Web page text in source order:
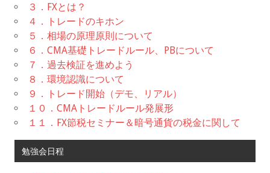
３．FXとは？
４．トレードのキホン
５．相場の原理原則について
６．CMA基礎トレードルール、PBについて
７．過去検証を進めよう
８．環境認識について
９．トレード開始（デモ、リアル）
１０．CMAトレードルール発展形
１１．FX節税セミナー＆暗号通貨の税金に関して
勉強会日程